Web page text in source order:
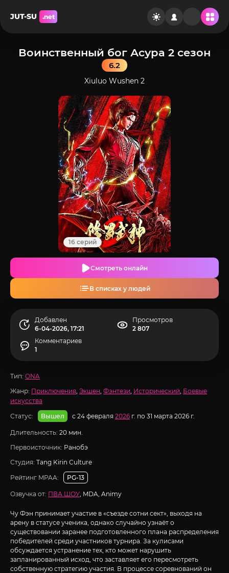
JUT-SU .net
Воинственный бог Асура 2 сезон
6.2
Xiuluo Wushen 2
16 серий
Смотреть онлайн
В списках у людей
Добавлен
6-04-2026, 17:21
Просмотров
2 807
Комментариев
1
Тип: ONA
Жанр: Приключения, Экшен, Фэнтези, Исторический, Боевые
искусства
Статус:
Вышел с 24 февраля 2026 г. по 31 марта 2026 г.
Длительность: 20 мин.
Первоисточник: Ранобэ
Студия: Tang Kirin Culture
Рейтинг MPAA:
PG-13
Озвучка от: ПВА ШОУ, MDA, Animy
Чу Фэн принимает участие в «съезде сотни сект», выходя на
арену в статусе ученика, однако случайно узнаёт о
существовании заранее подготовленного плана распределения
победителей среди участников турнира. За кулисами
обсуждается устранение тех, кто может нарушить
запланированный исход, что заставляет его пересмотреть
собственную стратегию участия. В процессе соревнований он